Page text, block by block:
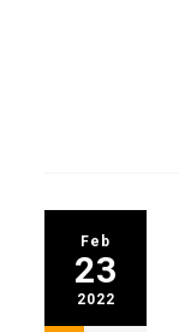
Feb
23
2022